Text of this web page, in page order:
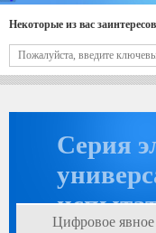
Некоторые из вас
Серия
PRODUCTS
Цифровое явное